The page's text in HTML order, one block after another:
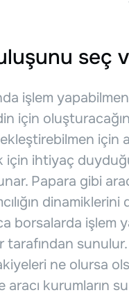
seç
işlem
için oluşturacağın
için
için ihtiyaç
Papara gibi
borsalarda işlem
tarafından
ne olursa
kurumların